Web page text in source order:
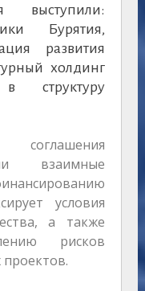
выступили:
Бурятия,
развития
холдинг
структуру
соглашения
взаимные
условия
а также
рисков